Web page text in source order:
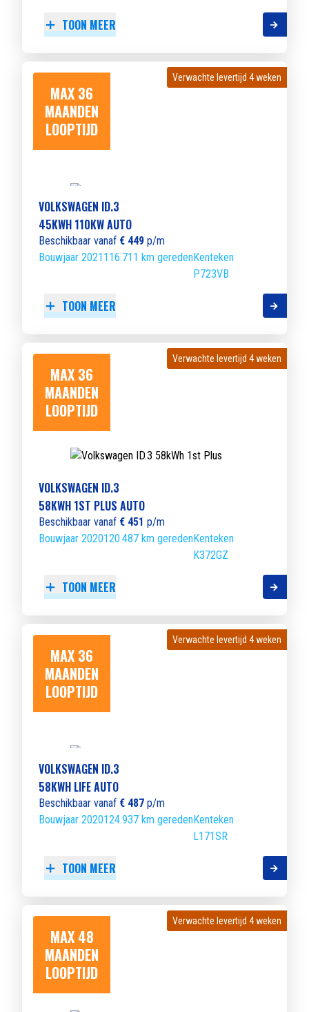
TOON MEER
MAX 36
MAANDEN
LOOPTIJD
Verwachte levertijd 4 weken
Verwachte levertijd 4 weken
VOLKSWAGEN ID.3
45KWH 110KW AUTO
Beschikbaar vanaf € 449 p/m
Bouwjaar 2021116.711 km geredenKenteken
P723VB
TOON MEER
MAX 36
MAANDEN
LOOPTIJD
Verwachte levertijd 4 weken
Verwachte levertijd 4 weken
VOLKSWAGEN ID.3
58KWH 1ST PLUS AUTO
Beschikbaar vanaf € 451 p/m
Bouwjaar 2020120.487 km geredenKenteken
K372GZ
TOON MEER
MAX 36
MAANDEN
LOOPTIJD
Verwachte levertijd 4 weken
Verwachte levertijd 4 weken
VOLKSWAGEN ID.3
58KWH LIFE AUTO
Beschikbaar vanaf € 487 p/m
Bouwjaar 2020124.937 km geredenKenteken
L171SR
TOON MEER
MAX 48
MAANDEN
LOOPTIJD
Verwachte levertijd 4 weken
Verwachte levertijd 4 weken